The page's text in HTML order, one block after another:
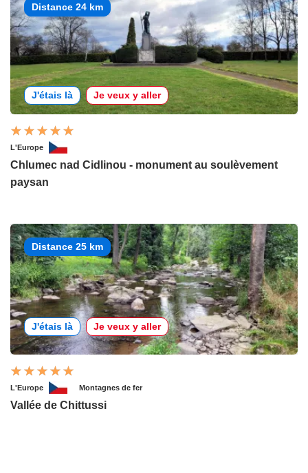
Distance 24 km
J'étais là Je veux y aller
L'Europe
Chlumec nad Cidlinou - monument au soulèvement
paysan
Distance 25 km
J'étais là Je veux y aller
L'Europe Montagnes de fer
Vallée de Chittussi